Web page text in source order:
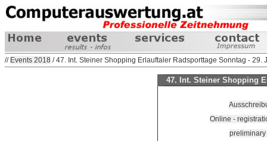
// Events 2018 / 47. Int. Steiner Shopping Erlauftaler Radsporttage Sonntag - 29.
47. Int. Steiner Shopping
Online -
preliminary